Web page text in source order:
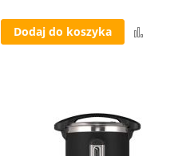
Dodaj do koszyka